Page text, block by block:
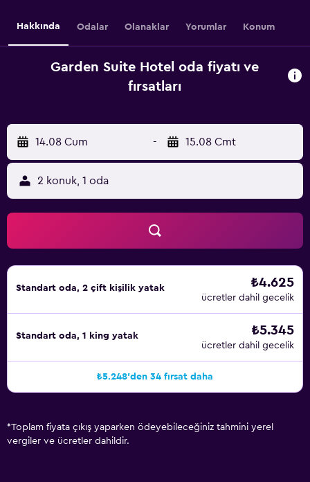
Hakkında Odalar Olanaklar Yorumlar Konum
Garden Suite Hotel oda fiyatı ve
fırsatları
14.08 Cum - 15.08 Cmt
2 konuk, 1 oda
Standart oda, 2 çift kişilik yatak ₺4.625
ücretler dahil gecelik
Standart oda, 1 king yatak ₺5.345
ücretler dahil gecelik
₺5.248'den 34 fırsat daha
*Toplam fiyata çıkış yaparken ödeyebileceğiniz tahmini yerel
vergiler ve ücretler dahildir.